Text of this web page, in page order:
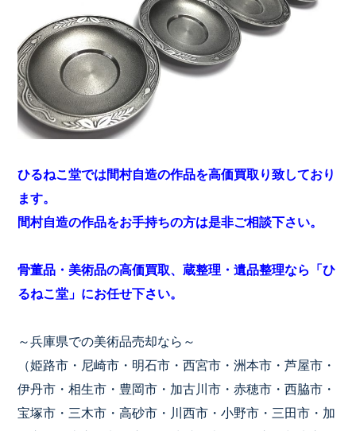
ひるねこ堂では間村自造の作品を高価買取り致しており
ます。
間村自造の作品をお手持ちの方は是非ご相談下さい。
骨董品・美術品の高価買取、蔵整理・遺品整理なら「ひ
るねこ堂」にお任せ下さい。
～兵庫県での美術品売却なら～
（姫路市・尼崎市・明石市・西宮市・洲本市・芦屋市・
伊丹市・相生市・豊岡市・加古川市・赤穂市・西脇市・
宝塚市・三木市・高砂市・川西市・小野市・三田市・加